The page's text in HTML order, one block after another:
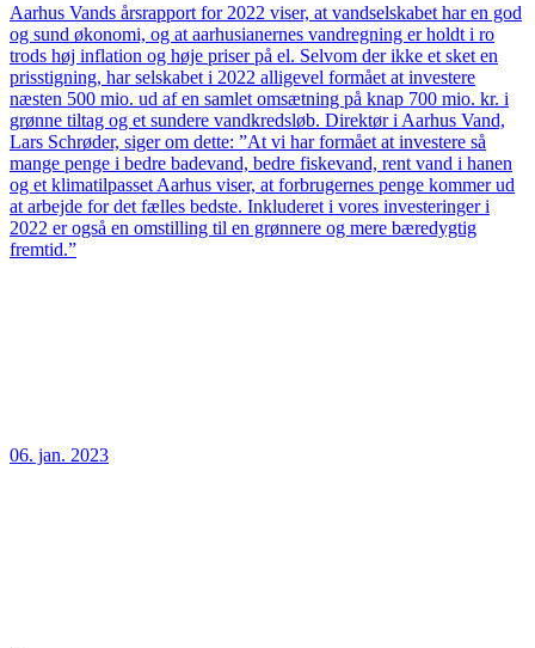
Aarhus Vands årsrapport for 2022 viser, at vandselskabet har en god
og sund økonomi, og at aarhusianernes vandregning er holdt i ro
trods høj inflation og høje priser på el. Selvom der ikke et sket en
prisstigning, har selskabet i 2022 alligevel formået at investere
næsten 500 mio. ud af en samlet omsætning på knap 700 mio. kr. i
grønne tiltag og et sundere vandkredsløb. Direktør i Aarhus Vand,
Lars Schrøder, siger om dette: ”At vi har formået at investere så
mange penge i bedre badevand, bedre fiskevand, rent vand i hanen
og et klimatilpasset Aarhus viser, at forbrugernes penge kommer ud
at arbejde for det fælles bedste. Inkluderet i vores investeringer i
2022 er også en omstilling til en grønnere og mere bæredygtig
fremtid.”
06. jan. 2023